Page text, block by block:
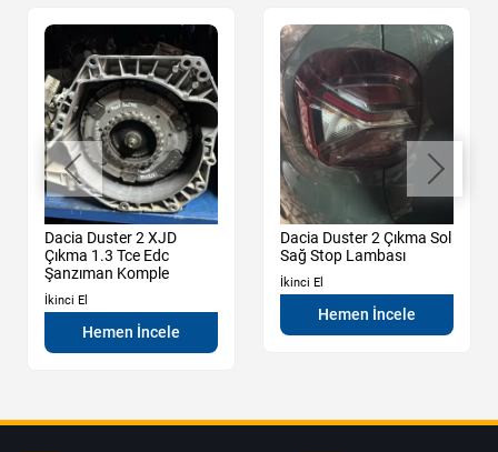
Dacia Duster 2 XJD
Çıkma 1.3 Tce Edc
Şanzıman Komple
İkinci El
Hemen İncele
Dacia Duster 2 Çıkma Sol
Sağ Stop Lambası
İkinci El
Hemen İncele